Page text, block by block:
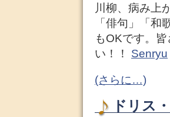
川柳、病み上
「俳句」「
もOKです。
い！！ Senryu
(さらに…)
ドリス